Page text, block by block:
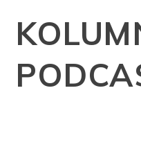
Zdrav ručak u 15 min
Surprise
Out in November